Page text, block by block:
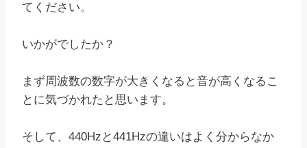
てください。
いかがでしたか？
まず周波数の数字が大きくなると音が高くなるこ
とに気づかれたと思います。
そして、440Hzと441Hzの違いはよく分からなか